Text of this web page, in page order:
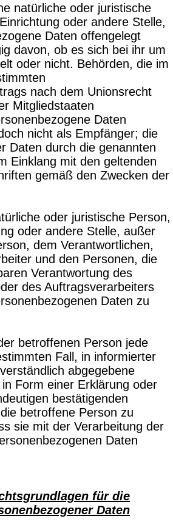
natürliche oder juristische
oder andere Stelle,
Daten offengelegt
davon, ob es sich bei ihr um
oder nicht. Behörden, die im
nach dem Unionsrecht
Mitgliedstaaten
Daten
nicht als Empfänger; die
Daten durch die genannten
Einklang mit den geltenden
gemäß den Zwecken der
oder juristische Person,
oder andere Stelle, außer
dem Verantwortlichen,
und den Personen, die
Verantwortung des
des Auftragsverarbeiters
Daten zu
betroffenen Person jede
Fall, in informierter
abgegebene
Form einer Erklärung oder
bestätigenden
betroffene Person zu
sie mit der Verarbeitung der
Daten
für die
Daten